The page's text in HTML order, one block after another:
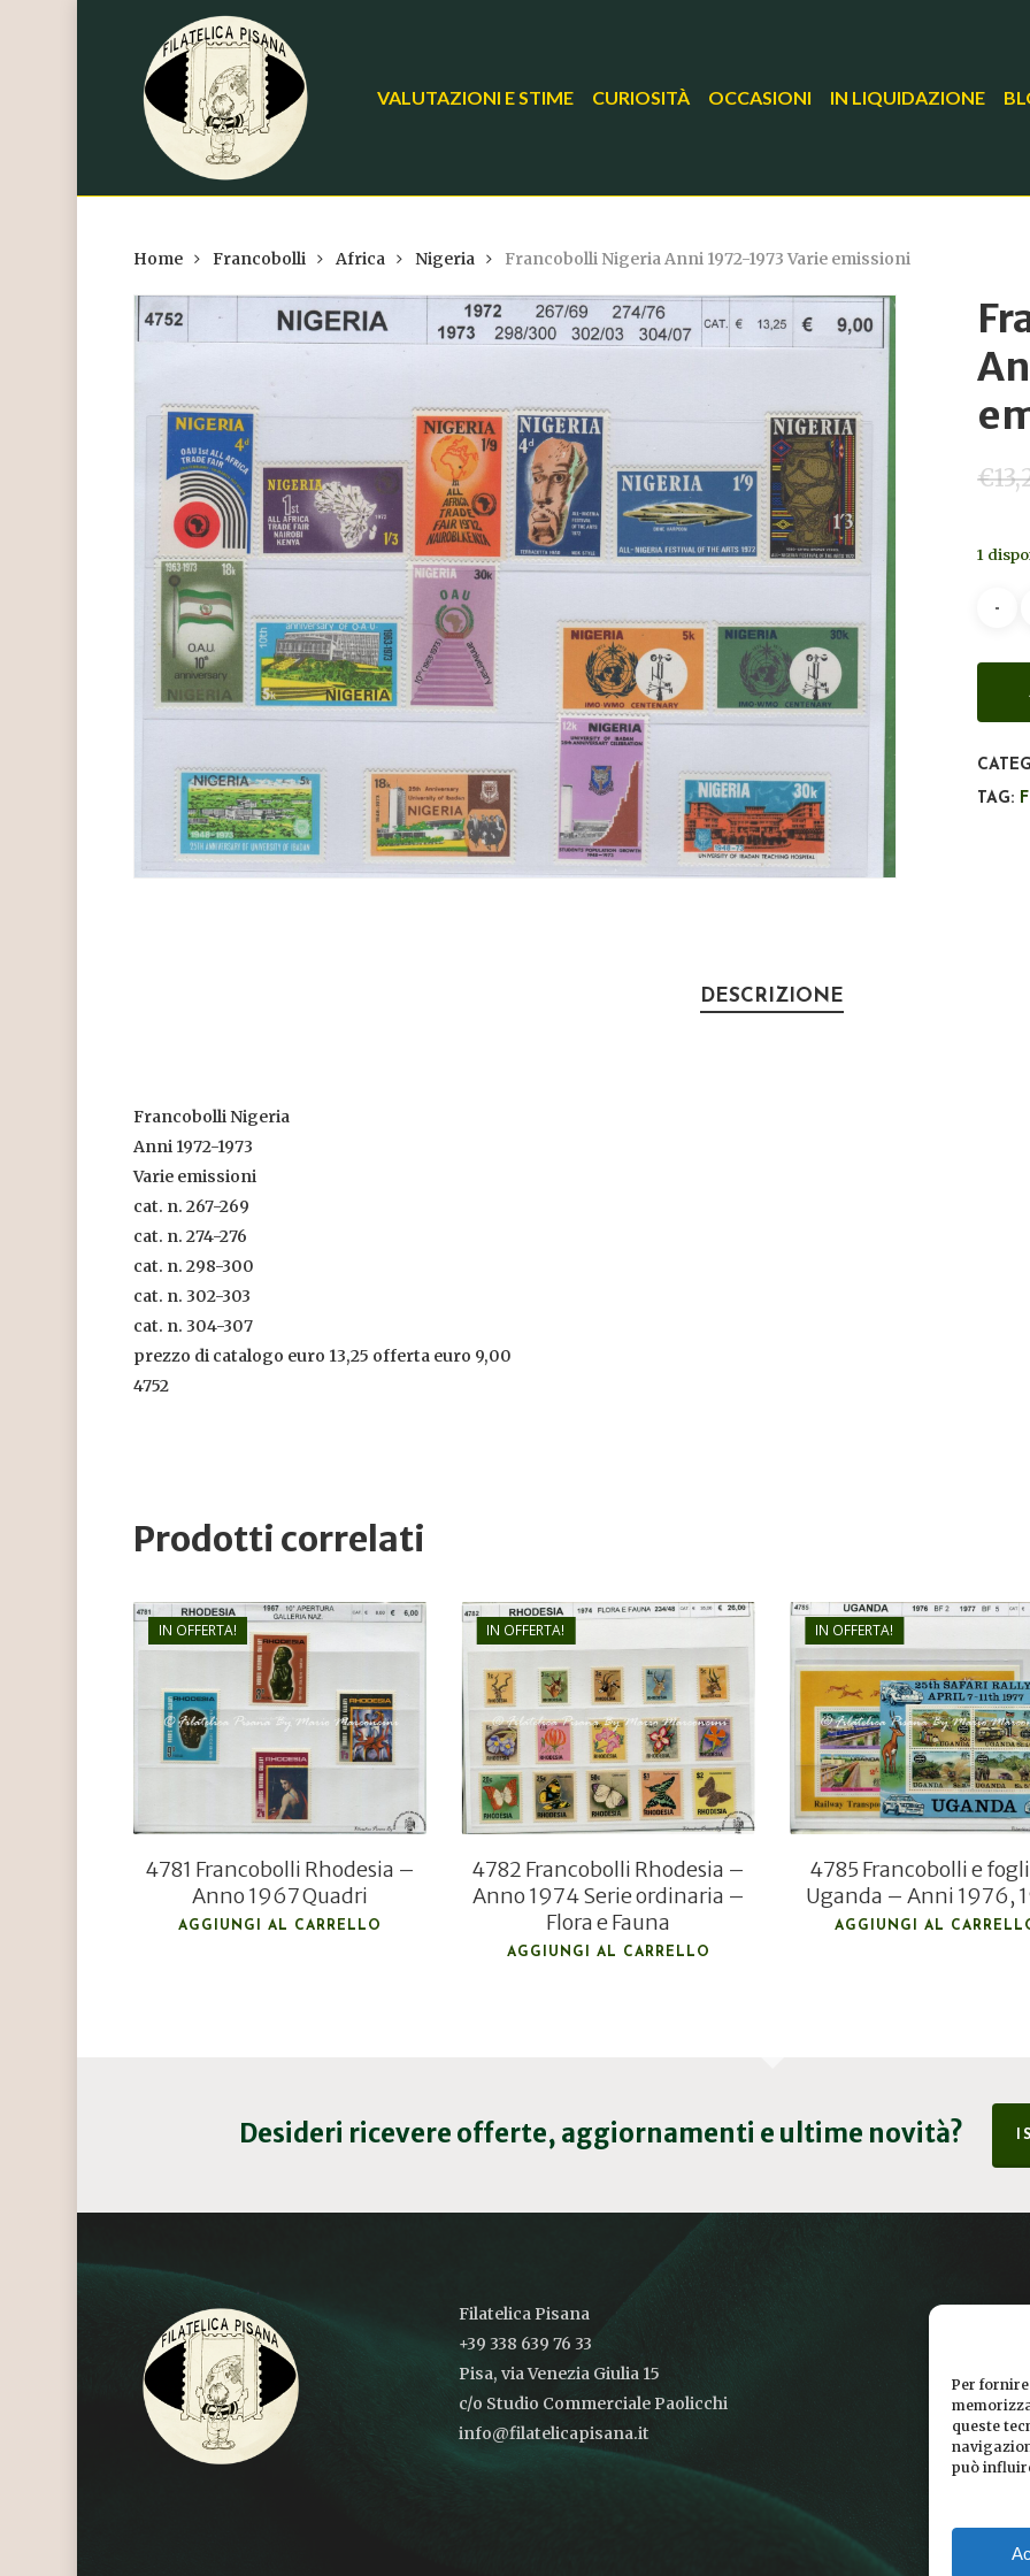
Per
queste
può
Hit enter to search or ESC to close
VALUTAZIONI E STIME CURIOSITÀ OCCASIONI IN LIQUIDAZIONE
Home Francobolli Africa Nigeria Francobolli Nigeria Anni 1972-1973 Varie emissioni
€
1
TAG:
DESCRIZIONE
Francobolli Nigeria
Anni 1972-1973
Varie emissioni
cat. n. 267-269
cat. n. 274-276
cat. n. 298-300
cat. n. 302-303
cat. n. 304-307
prezzo di catalogo euro 13,25 offerta euro 9,00
4752
Prodotti correlati
IN OFFERTA!
€6,00
€4,00
4781 Francobolli Rhodesia –
Anno 1967 Quadri
AGGIUNGI AL CARRELLO
IN OFFERTA!
26,00
€18,00
4782 Francobolli Rhodesia –
Anno 1974 Serie ordinaria –
Flora e Fauna
AGGIUNGI AL CARRELLO
IN OFFERTA!
€7,00
€5,00
4785 Francobolli e
Uganda – Anni 1976,
AGGIUNGI AL
Desideri ricevere offerte, aggiornamenti e ultime novità?
Filatelica Pisana
+39 338 639 76 33
Pisa, via Venezia Giulia 15
c/o Studio Commerciale Paolicchi
info@filatelicapisana.it